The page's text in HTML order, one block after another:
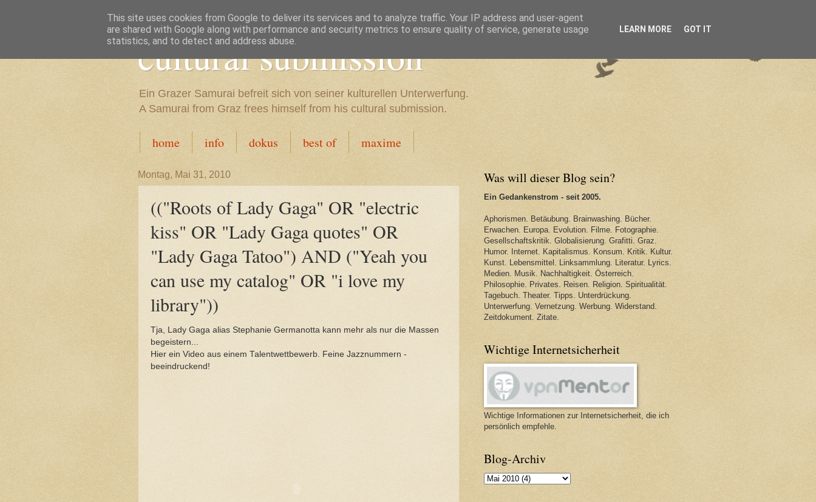
cultural submission
Ein Grazer Samurai befreit sich von seiner kulturellen Unterwerfung.
A Samurai from Graz frees himself from his cultural submission.
home info dokus best of maxime
Montag, Mai 31, 2010
(("Roots of Lady Gaga" OR "electric
kiss" OR "Lady Gaga quotes" OR
"Lady Gaga Tatoo") AND ("Yeah you
can use my catalog" OR "i love my
library"))
Tja, Lady Gaga alias Stephanie Germanotta kann mehr als nur die Massen
begeistern...
Hier ein Video aus einem Talentwettbewerb. Feine Jazznummern -
beeindruckend!
Was will dieser Blog sein?
Ein Gedankenstrom - seit 2005.
Aphorismen. Betäubung. Brainwashing. Bücher.
Erwachen. Europa. Evolution. Filme. Fotographie.
Gesellschaftskritik. Globalisierung. Grafitti. Graz.
Humor. Internet. Kapitalismus. Konsum. Kritik. Kultur.
Kunst. Lebensmittel. Linksammlung. Literatur. Lyrics.
Medien. Musik. Nachhaltigkeit. Österreich.
Philosophie. Privates. Reisen. Religion. Spiritualität.
Tagebuch. Theater. Tipps. Unterdrückung.
Unterwerfung. Vernetzung. Werbung. Widerstand.
Zeitdokument. Zitate.
Wichtige Internetsicherheit
Wichtige Informationen zur Internetsicherheit, die ich
persönlich empfehle.
Blog-Archiv
This site uses cookies from Google to deliver its services and to analyze traffic. Your IP address and user-agent
are shared with Google along with performance and security metrics to ensure quality of service, generate usage
statistics, and to detect and address abuse.
LEARN MORE GOT IT